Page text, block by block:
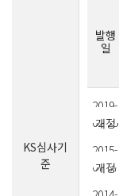
KS심사기
준
발행
일
2019-
02-25
개정
2015-
07-07
개정